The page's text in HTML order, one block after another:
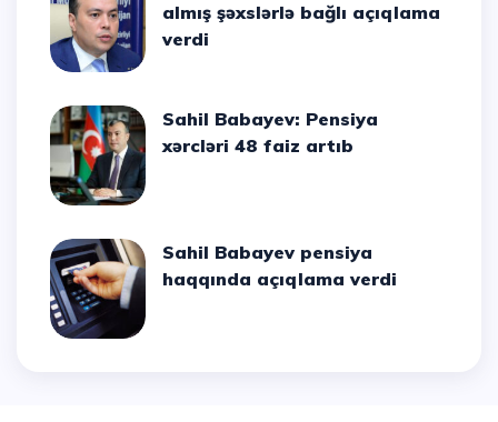
almış şəxslərlə bağlı açıqlama
verdi
Sahil Babayev: Pensiya
xərcləri 48 faiz artıb
Sahil Babayev pensiya
haqqında açıqlama verdi